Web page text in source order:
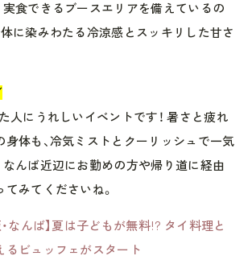
実食できるブースエリアを備えているの
に染みわたる冷涼感とスッキリした甘さ
人にうれしいイベントです！ 暑さと疲れ
身体も、冷気ミストとクーリッシュで一気
なんば近辺にお勤めの方や帰り道に経由
みてくださいね。
・なんば】夏は子どもが無料!? タイ料理と
るビュッフェがスタート